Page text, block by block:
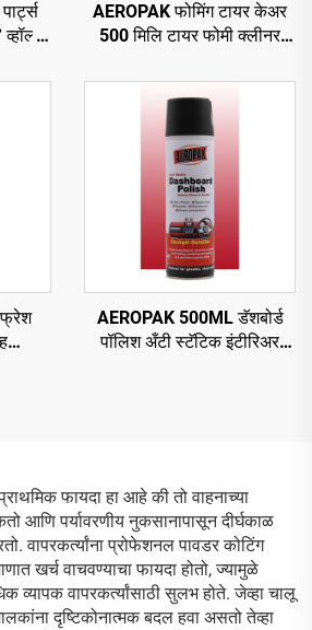
AEROPAK फोमिंग टायर केअर
500 मिलि टायर फोमी क्लीनर
कामाची गरज नाही
फ्रेश
AEROPAK 500ML डॅशबोर्ड
पॉलिश अँटी स्टॅटिक इंटीरिअर
फायदा हा आहे की तो वाहनाच्या
आणि पर्यावरणीय नुकसानापासून दीर्घकाळ
वापरकर्त्यांना प्रोफेशनल पावडर कोटिंग
खर्च वाचवण्याचा फायदा होतो, ज्यामुळे
वापरकर्त्यांसाठी सुलभ होते. जेव्हा चालू
दृष्टिकोनात्मक बदल हवा असतो तेव्हा